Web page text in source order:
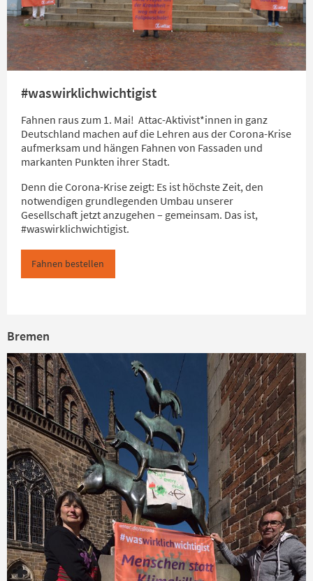
#waswirklichwichtigist
Fahnen raus zum 1. Mai! Attac-Aktivist*innen in ganz
Deutschland machen auf die Lehren aus der Corona-Krise
aufmerksam und hängen Fahnen von Fassaden und
markanten Punkten ihrer Stadt.
Denn die Corona-Krise zeigt: Es ist höchste Zeit, den
notwendigen grundlegenden Umbau unserer
Gesellschaft jetzt anzugehen – gemeinsam. Das ist,
#waswirklichwichtigist.
Fahnen bestellen
Bremen